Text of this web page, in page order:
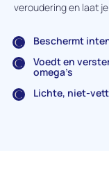
veroudering en laat
Beschermt
Voedt en
omega’s
Lichte, niet-